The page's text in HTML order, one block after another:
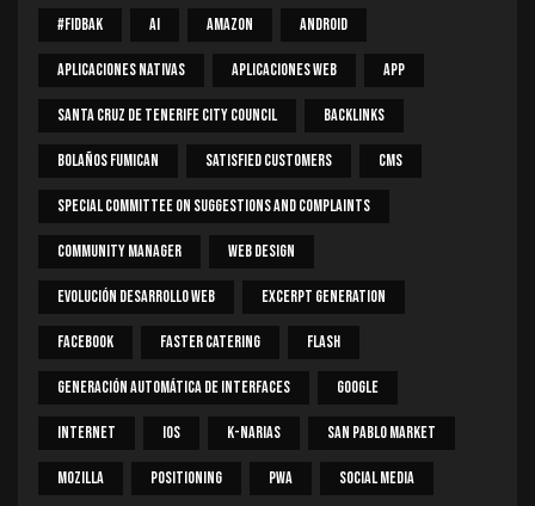
#Fidbak AI Amazon Android
Aplicaciones Nativas Aplicaciones Web App
Santa Cruz De Tenerife City Council Backlinks
Bolaños Fumican Satisfied Customers CMS
Special Committee On Suggestions And Complaints
Community Manager Web Design
Evolución Desarrollo Web Excerpt Generation
Facebook Faster Catering Flash
Generación Automática De Interfaces Google
Internet IOS K-Narias San Pablo Market
Mozilla Positioning PWA Social Media